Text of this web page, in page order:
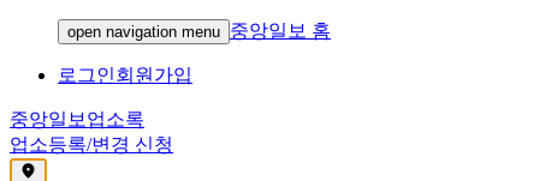
open navigation menu 중앙일보 홈
로그인회원가입
중앙일보 업소록
업소등록/변경 신청